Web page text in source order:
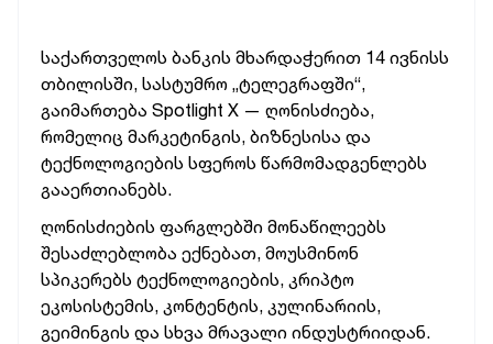
ᲑᲘᲖᲜᲔᲡᲘ
ᲞᲐᲠᲚᲐᲛᲔᲜᲢᲘ
საქართველოს ბანკის მხარდაჭერით 14 ივნისს
თბილისში, სასტუმრო „ტელეგრაფში“,
გაიმართება Spotlight X — ღონისძიება,
რომელიც მარკეტინგის, ბიზნესისა და
ტექნოლოგიების სფეროს წარმომადგენლებს
გააერთიანებს.
ღონისძიების ფარგლებში მონაწილეებს
შესაძლებლობა ექნებათ, მოუსმინონ
სპიკერებს ტექნოლოგიების, კრიპტო
ეკოსისტემის, კონტენტის, კულინარიის,
გეიმინგის და სხვა მრავალი ინდუსტრიიდან.